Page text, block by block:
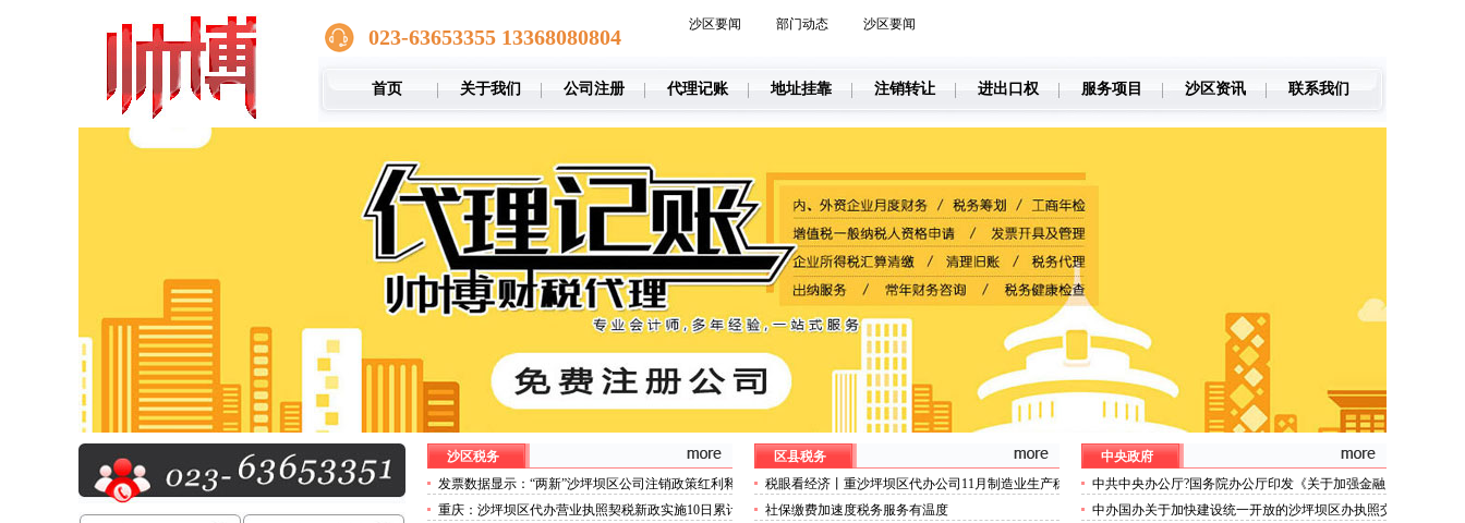
023-63653355 13368080804
沙区要闻 部门动态 沙区要闻
首页 关于我们 公司注册 代理记账 地址挂靠 注销转让 进出口权 服务项目 沙区资讯 联系我们
沙区税务
发票数据显示：“两新”沙坪坝区公司注销政策红利释
放重庆前11个月企业采购机械设备金额同比增长9.4%
重庆：沙坪坝区代办营业执照契税新政实施10日累计
区县税务
税眼看经济丨重沙坪坝区代办公司11月制造业生产稳
步提速现代服务业加快发展
社保缴费加速度税务服务有温度
中央政府
中共中央办公厅?国务院办公厅印发《关于加强金融
服务民营企业的沙坪坝区办执照若干意见》
中办国办关于加快建设统一开放的沙坪坝区办执照交